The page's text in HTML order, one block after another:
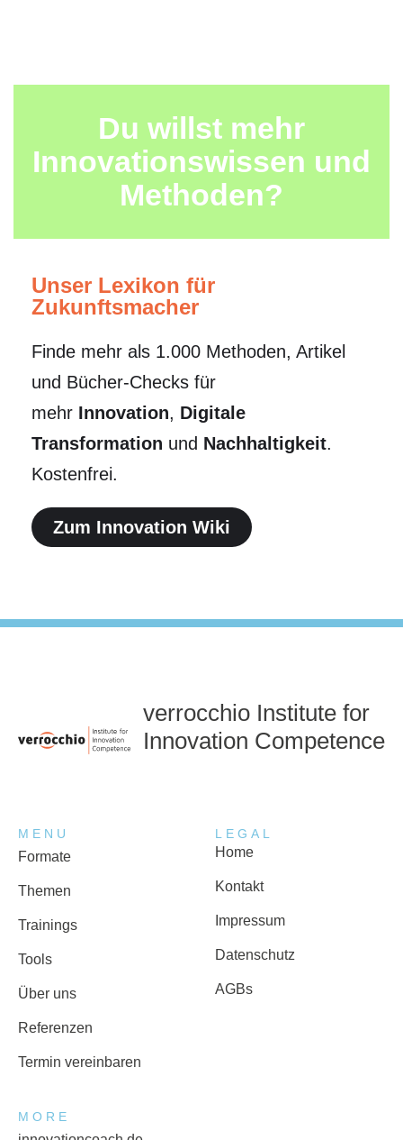
Du willst mehr
Innovationswissen und
Methoden?
Unser Lexikon für
Zukunftsmacher
Finde mehr als 1.000 Methoden, Artikel
und Bücher-Checks für
mehr Innovation, Digitale
Transformation und Nachhaltigkeit.
Kostenfrei.
Zum Innovation Wiki
verrocchio Institute for
Innovation Competence
MENU
Formate
Themen
Trainings
Tools
Über uns
Referenzen
Termin vereinbaren
LEGAL
Home
Kontakt
Impressum
Datenschutz
AGBs
MORE